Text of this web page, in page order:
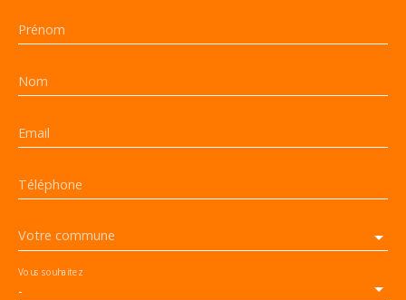
Prénom
Nom
Email
Téléphone
Votre commune
-
Vous souhaitez